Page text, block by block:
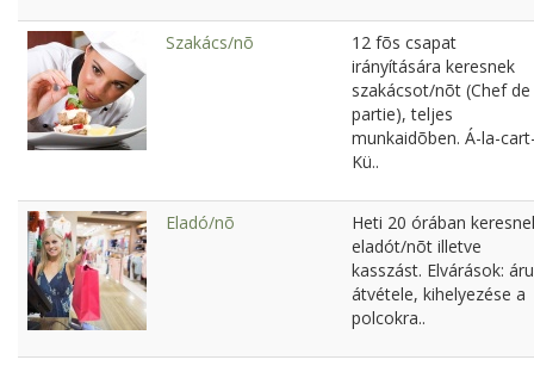
Szakács/nõ
12 fõs csapat
irányítására keresnek
szakácsot/nõt (Chef de
partie), teljes
munkaidõben. Á-la-
Kü..
Eladó/nõ
Heti 20 órában
eladót/nõt illetve
kasszást. Elvárások: áru
átvétele, kihelyezése a
polcokra..